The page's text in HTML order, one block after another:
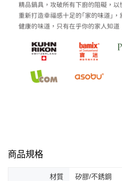
商品規格
材質 矽膠/不銹鋼